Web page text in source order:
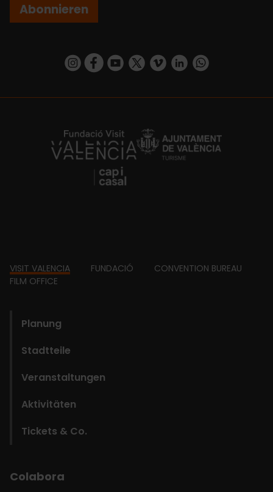
Abonnieren
https://www.instagram.com/visit_valencia/
https://www.facebook.com/
https://www.youtube.com/user/
https://twitter.com/_VivaValencia
https://vimeo.com/
https://www.linkedin.com/company/turismo-valencia/https://api.whatsapp.com/send/
https://fundacion.visitvalencia.com/
Footer
VISIT VALENCIA FUNDACIÓ
CONVENTION BUREAU
FILM OFFICE
Planung
Stadtteile
Veranstaltungen
Aktivitäten
Tickets & Co.
Colabora